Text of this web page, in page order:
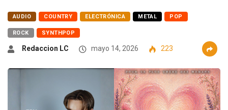
AUDIO COUNTRY ELECTRÓNICA METAL POP
ROCK SYNTHPOP
Redaccion LC mayo 14, 2026 223